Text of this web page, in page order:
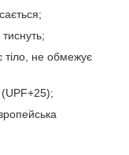
тіло, не обмежує